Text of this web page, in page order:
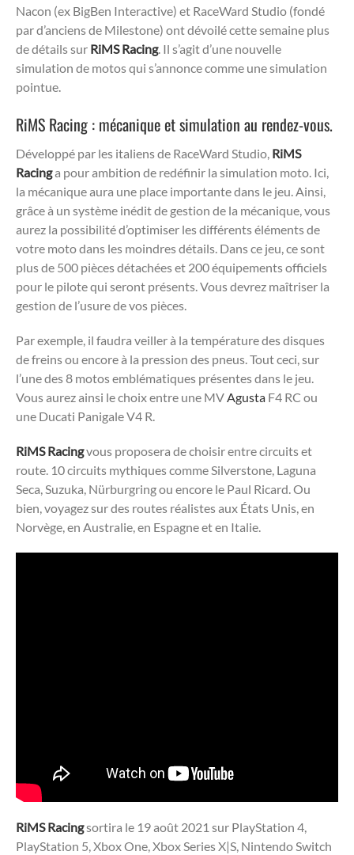
Nacon (ex BigBen Interactive) et RaceWard Studio (fondé
par d’anciens de Milestone) ont dévoilé cette semaine plus
de détails sur RiMS Racing. Il s’agit d’une nouvelle
simulation de motos qui s’annonce comme une simulation
pointue.
RiMS Racing : mécanique et simulation au rendez-vous.
Développé par les italiens de RaceWard Studio, RiMS
Racinga pour ambition de redéfinir la simulation moto. Ici,
la mécanique aura une place importante dans le jeu. Ainsi,
grâce à un système inédit de gestion de la mécanique, vous
aurez la possibilité d’optimiser les différents éléments de
votre moto dans les moindres détails. Dans ce jeu, ce sont
plus de 500 pièces détachées et 200 équipements officiels
pour le pilote qui seront présents. Vous devrez maîtriser la
gestion de l’usure de vos pièces.
Par exemple, il faudra veiller à la température des disques
de freins ou encore à la pression des pneus. Tout ceci, sur
l’une des 8 motos emblématiques présentes dans le jeu.
Vous aurez ainsi le choix entre une MVAgusta F4 RC ou
une Ducati Panigale V4 R.
RiMS Racingvous proposera de choisir entre circuits et
route. 10 circuits mythiques comme Silverstone, Laguna
Seca, Suzuka, Nürburgring ou encore le Paul Ricard. Ou
bien, voyagez sur des routes réalistes aux États Unis, en
Norvège, en Australie, en Espagne et en Italie.
RiMS Racingsortira le 19 août 2021 sur PlayStation 4,
PlayStation 5, Xbox One, Xbox Series X|S, Nintendo Switch